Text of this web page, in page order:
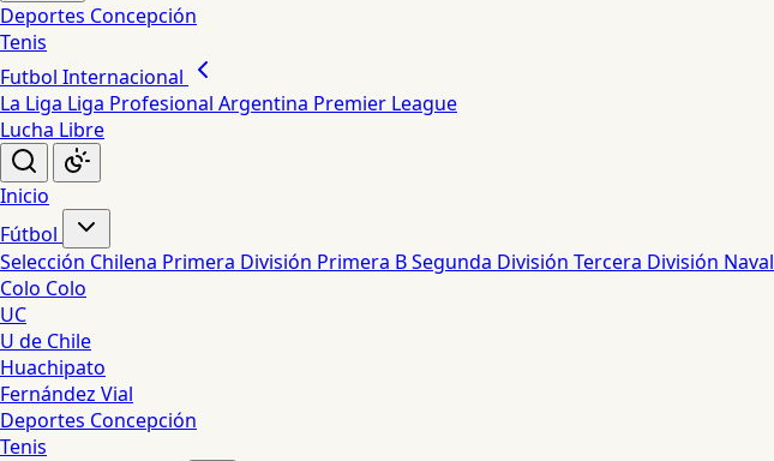
Deportes Concepción
Tenis
Futbol Internacional
La Liga Liga Profesional Argentina Premier League
Lucha Libre
Inicio
Fútbol
Selección Chilena Primera División Primera BSegunda División Tercera División Naval
Colo Colo
UC
U de Chile
Huachipato
Fernández Vial
Deportes Concepción
Tenis